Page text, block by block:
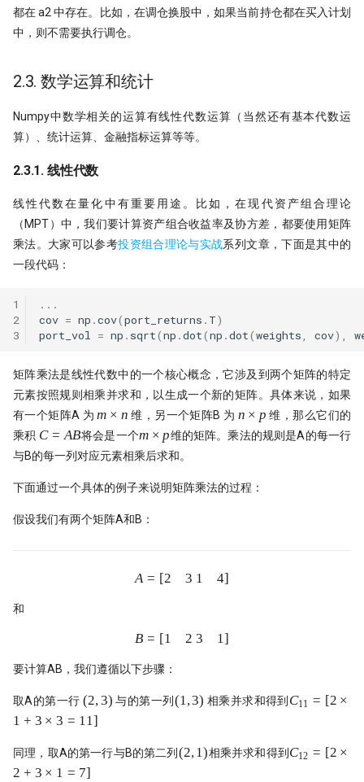
都在 a2 中存在。比如，在调仓换股中，如果当前持仓都在买入计划
中，则不需要执行调仓。
2.3. 数学运算和统计
Numpy中数学相关的运算有线性代数运算（当然还有基本代数运
算）、统计运算、金融指标运算等等。
2.3.1. 线性代数
线性代数在量化中有重要用途。比如，在现代资产组合理论
（MPT）中，我们要计算资产组合收益率及协方差，都要使用矩阵
乘法。大家可以参考投资组合理论与实战系列文章，下面是其中的
一段代码：
1
2
3
...
cov = np .cov(port_returns . T)
port_vol
= np . sqrt(np .dot(np .dot(weights cov),
矩阵乘法是线性代数中的一个核心概念，它涉及到两个矩阵的特定
元素按照规则相乘并求和，以生成一个新的矩阵。具体来说，如果
有一个矩阵A 为m
\times
n
m × n 维，另一个矩阵B 为 n
\times
p
n × p 维，那么它们的
乘积 C
=
AB
C = AB将会是一个m
\times
p
m × p维的矩阵。乘法的规则是A的每一行
与B的每一列对应元素相乘后求和。
下面通过一个具体的例子来说明矩阵乘法的过程：
假设我们有两个矩阵A和B：
A = \begin{bmatrix} 2 & 3 \ 1
A = [2 3 1 4]
和
B = \begin{bmatrix} 1 & 2 \ 3
B = [1 2 3 1]
要计算AB，我们遵循以下步骤：
取A的第一行(2,
3)
(2,3) 与的第一列 (1,3)
(1,3) 相乘并求和得到 C_{11} =
3\times3
= 11]
C11 = [2 ×
1 + 3 × 3 = 11]
同理，取A的第一行与B的第二列 (2,
(2,1)相乘并求和得到 C_{12}
C12 = [2 ×
2 + 3 × 1 = 7]